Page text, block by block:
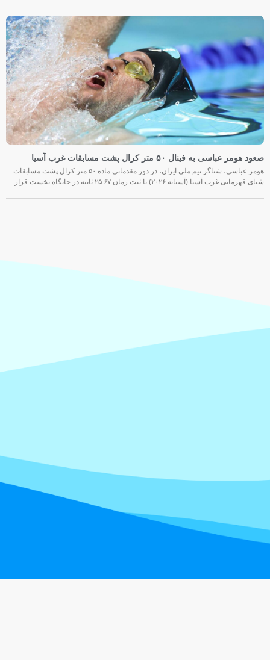
صعود هومر عباسی به فینال ۵۰ متر کرال پشت مسابقات غرب آسیا
هومر عباسی، شناگر تیم ملی ایران، در دور مقدماتی ماده ۵۰ متر کرال پشت مسابقات
شنای قهرمانی غرب آسیا (آستانه ۲۰۲۶) با ثبت زمان ۲۵.۶۷ ثانیه در جایگاه نخست قرار